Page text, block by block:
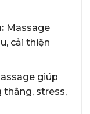
Massage
cải thiện
giúp
thẳng, stress,